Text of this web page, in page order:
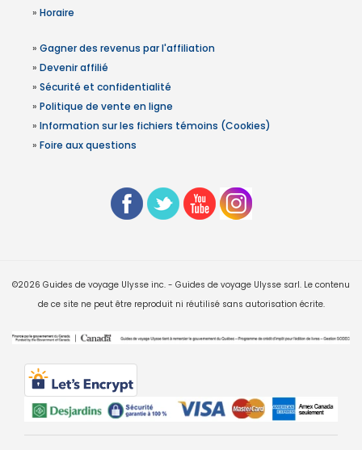
» Horaire
» Gagner des revenus par l'affiliation
» Devenir affilié
» Sécurité et confidentialité
» Politique de vente en ligne
» Information sur les fichiers témoins (Cookies)
» Foire aux questions
©2026 Guides de voyage Ulysse inc. - Guides de voyage Ulysse sarl. Le contenu
de ce site ne peut être reproduit ni réutilisé sans autorisation écrite.